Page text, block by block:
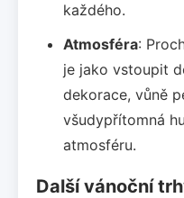
každého.
Atmosféra:
je jako vstoupit
dekorace, vůně
všudypřítomná
atmosféru.
Další vánoční